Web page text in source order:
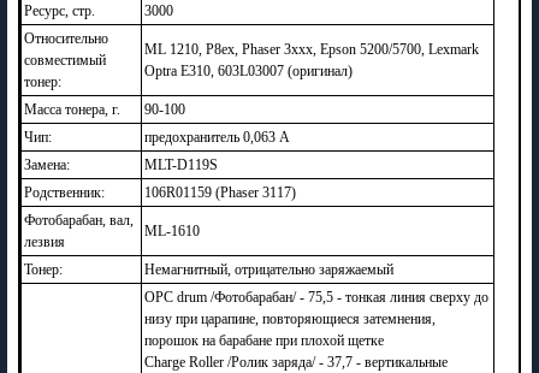
Ресурс, стр.
3000
Относительно
совместимый
тонер:
ML 1210, P8ex, Phaser 3xxx, Epson 5200/5700, Lexmark
Optra E310, 603L03007 (оригинал)
Масса тонера, г.
90-100
Чип:
предохранитель 0,063 А
Замена:
MLT-D119S
Родственник:
106R01159 (Phaser 3117)
Фотобарабан, вал,
лезвия
ML-1610
Тонер: Немагнитный, отрицательно заряжаемый
OPC drum /Фотобарабан/ - 75,5 - тонкая линия сверху до
низу при царапине, повторяющиеся затемнения,
порошок на барабане при плохой щетке
Charge Roller /Ролик заряда/ - 37,7 - вертикальные